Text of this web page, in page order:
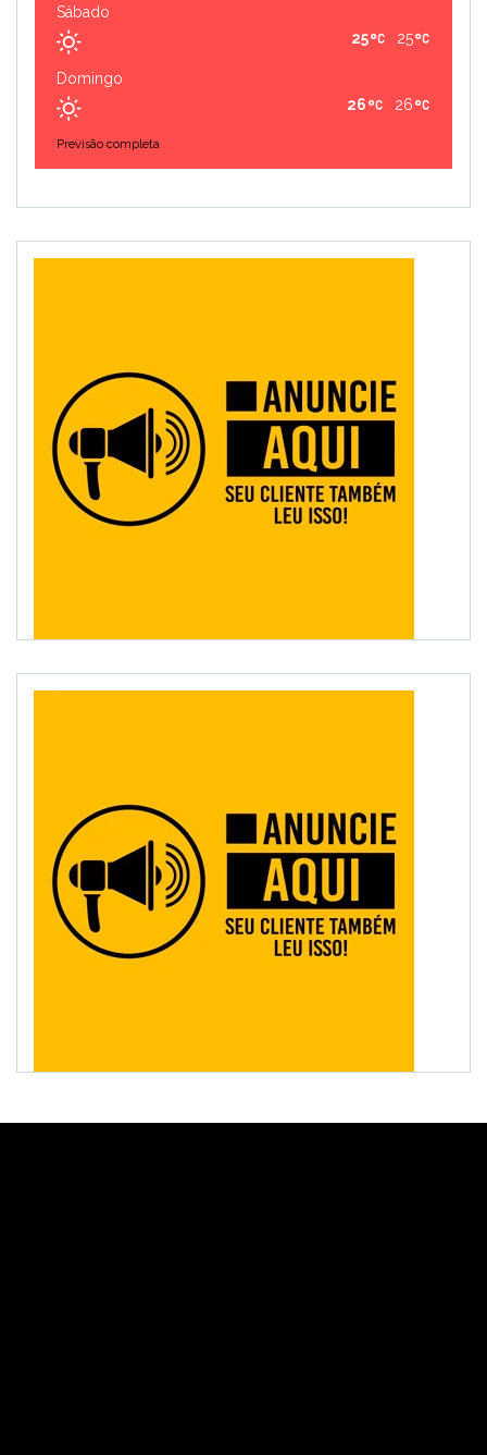
Sábado
25
25
Domingo
26
26
Previsão completa